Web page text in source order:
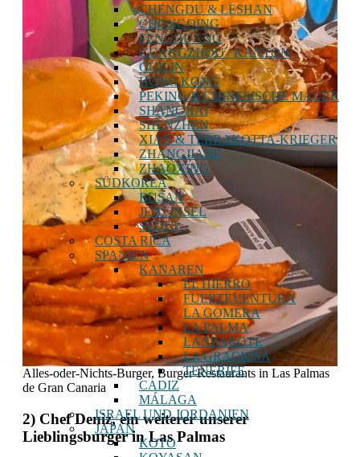
CHENGDU & LESHAN
CHONGQING
FENGHUANG
GUANGZHOU / KANTON
GUILIN
HONG KONG
PEKING & CHINESISCHE MAUER
SHANGHAI
SHENZHEN
XIAN & TERRAKOTTA-KRIEGER
ZHANGJIAJIE
ZHAOXING
SÜDKOREA
BUSAN
JEJU INSEL
SEOUL
COSTA RICA
SPANIEN
KANAREN
EL HIERRO
FUERTEVENTURA
LA GOMERA
LA PALMA
LANZAROTE
LA GRACIOSA
TENERIFE
CADIZ
MÁLAGA
ISRAEL UND JORDANIEN
JAPAN
KOTO
Alles-oder-Nichts-Burger, Burger-Restaurants in Las Palmas
de Gran Canaria
2) Chef Deniz, ein weiterer unserer
Lieblingsburger in Las Palmas